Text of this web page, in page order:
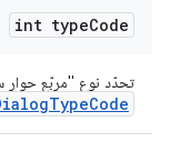
int typeCode
تحدّد نوع "مربّع حوار